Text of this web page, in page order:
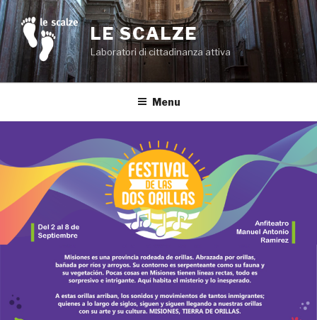
Salta
al
contenuto
LE SCALZE
Laboratori di cittadinanza attiva
Menu